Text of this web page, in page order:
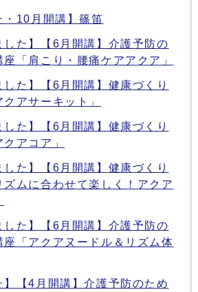
・10月開講】篠笛
した】【6月開講】介護予防の
「肩こり・腰痛ケアアクア」
した】【6月開講】健康づくり
アサーキット」
した】【6月開講】健康づくり
アコア」
した】【6月開講】健康づくり
ズムに合わせて楽しく！アクア
した】【6月開講】介護予防の
座「アクアヌードル＆リズム体
】【4月開講】介護予防のため